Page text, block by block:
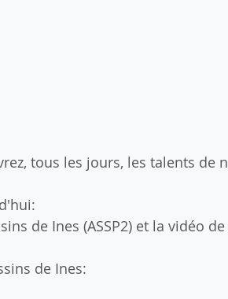
tous les jours, les talents
de Ines (ASSP2) et la vidéo
de Ines: